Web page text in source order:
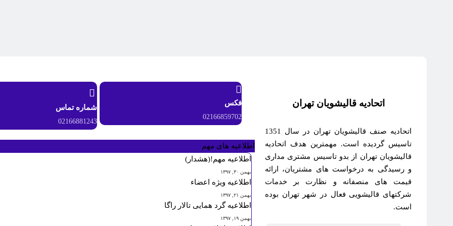
اتحادیه قالیشویان تهران
اتحادیه صنف قالیشویان تهران در سال 1351
تاسیس گردیده است. مهمترین هدف اتحادیه
قالیشویان تهران از بدو تاسیس مشتری مداری
و رسیدگی به درخواست های مشتریان، ارائه
قیمت های منصفانه و نظارت بر خدمات
شرکتهای قالیشویی فعال در شهر تهران بوده
است.
شماره تماس
02166881243
فکس
02166859702
اطلاعیه های مهم
اطلاعیه مهم!(هشدار)
بهمن ۳۰, ۱۳۹۷
اطلاعیه ویژه اعضاء
بهمن ۲۱, ۱۳۹۷
اطلاعیه گرد همایی تالار راگا
بهمن ۱۹, ۱۳۹۷